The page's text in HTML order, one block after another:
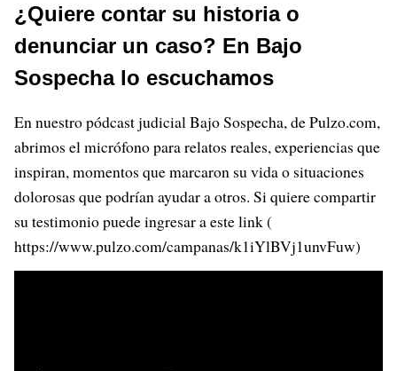
¿Quiere contar su historia o
denunciar un caso? En Bajo
Sospecha lo escuchamos
En nuestro pódcast judicial Bajo Sospecha, de Pulzo.com,
abrimos el micrófono para relatos reales, experiencias que
inspiran, momentos que marcaron su vida o situaciones
dolorosas que podrían ayudar a otros. Si quiere compartir
su testimonio puede ingresar a este link (
https://www.pulzo.com/campanas/k1iYlBVj1unvFuw)